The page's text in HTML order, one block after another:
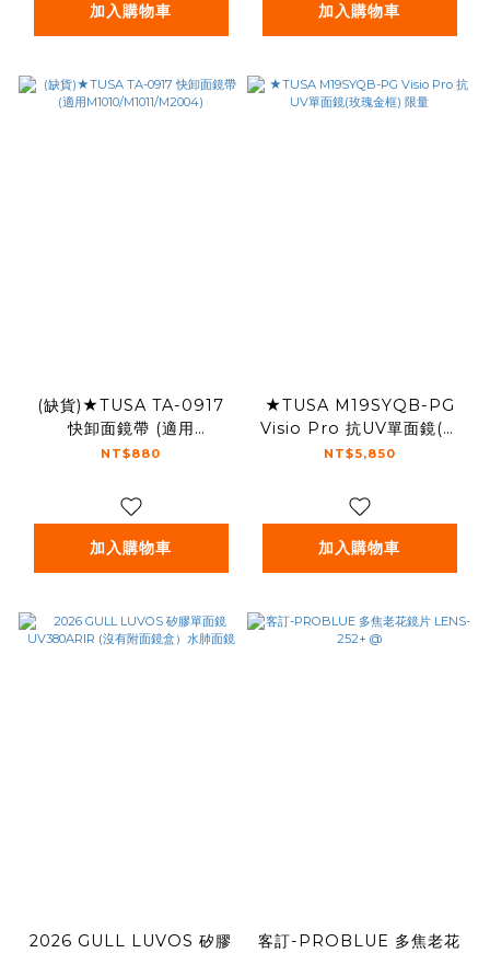
加入購物車 加入購物車
(缺貨)★TUSA TA-0917
快卸面鏡帶 (適用
M1010/M1011/M2004)
NT$880
加入購物車
★TUSA M19SYQB-PG
Visio Pro 抗UV單面鏡(玫
瑰金框) 限量
NT$5,850
加入購物車
2026 GULL LUVOS 矽膠
客訂-PROBLUE 多焦老花